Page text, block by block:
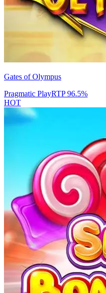
Gates of Olympus
Pragmatic PlayRTP96.5%
HOT